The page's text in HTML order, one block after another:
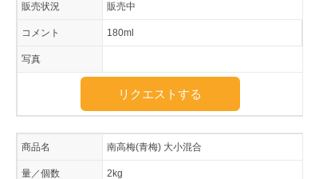
販売状況 販売中
コメント 180ml
写真
リクエストする
商品名 南高梅(青梅) 大小混合
量／個数 2kg